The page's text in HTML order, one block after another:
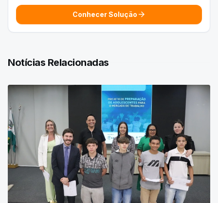
Conhecer Solução arrow_forward
Notícias Relacionadas